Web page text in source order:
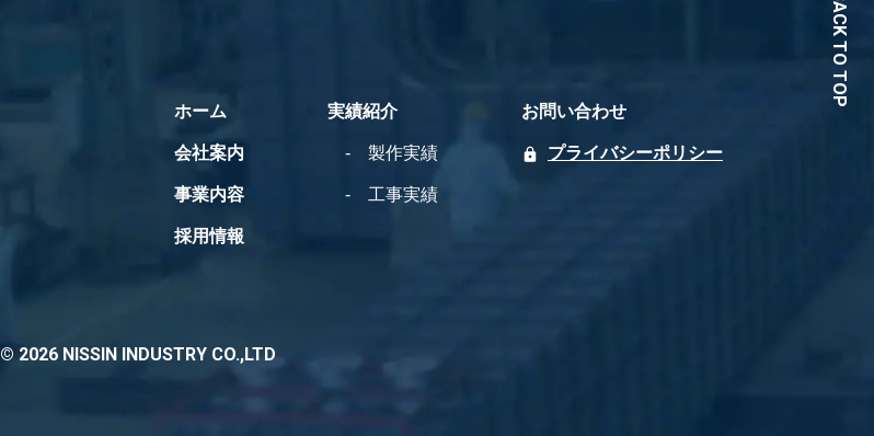
BACK TO TOP
ホーム
会社案内
事業内容
採用情報
実績紹介
製作実績
工事実績
お問い合わせ
プライバシーポリシー
© 2026 NISSIN INDUSTRY CO.,LTD